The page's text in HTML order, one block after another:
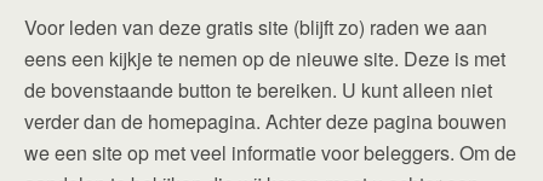
Voor leden van deze gratis site (blijft zo) raden we aan
eens een kijkje te nemen op de nieuwe site. Deze is met
de bovenstaande button te bereiken. U kunt alleen niet
verder dan de homepagina. Achter deze pagina bouwen
we een site op met veel informatie voor beleggers. Om de